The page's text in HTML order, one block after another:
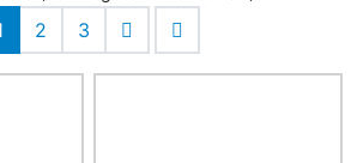
2 3